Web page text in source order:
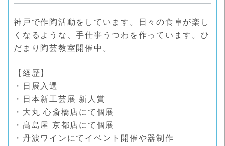
神戸で作陶活動をしています。日々の食卓が楽し
くなるような、手仕事うつわを作っています。ひ
だまり陶芸教室開催中。
【経歴】
・日展入選
・日本新工芸展 新人賞
・大丸 心斎橋店にて個展
・髙島屋 京都店にて個展
・丹波ワインにてイベント開催や器制作